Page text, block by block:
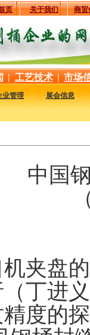
页 关于我们 商贸
| 工艺技术 | 市场
业管理 ·展会信息
中国
夹盘
丁进
度的